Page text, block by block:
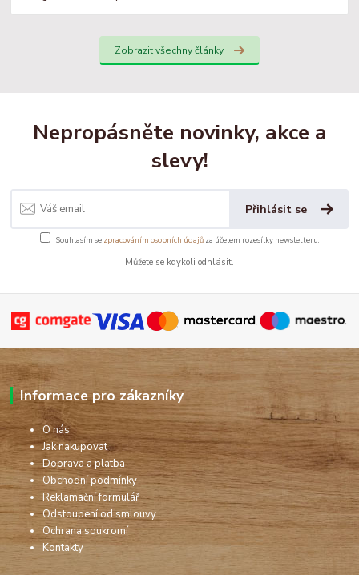
Zobrazit všechny články
Nepropásněte novinky, akce a
slevy!
Přihlásit se
Souhlasím se zpracováním osobních údajůza účelem rozesílky newsletteru.
Můžete se kdykoli odhlásit.
Informace pro zákazníky
O nás
Jak nakupovat
Doprava a platba
Obchodní podmínky
Reklamační formulář
Odstoupení od smlouvy
Ochrana soukromí
Kontakty